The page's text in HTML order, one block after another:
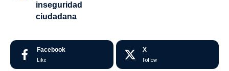
inseguridad
ciudadana
Facebook
Like
X
Follow